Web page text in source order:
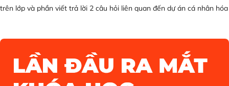
trên lớp và phần viết trả lời 2 câu hỏi liên quan đến dự án cá nhân hóa